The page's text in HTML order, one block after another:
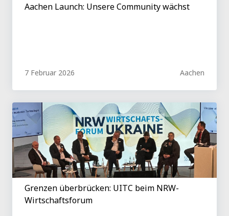
Aachen Launch: Unsere Community wächst
7 Februar 2026 Aachen
Grenzen überbrücken: UITC beim NRW-
Wirtschaftsforum